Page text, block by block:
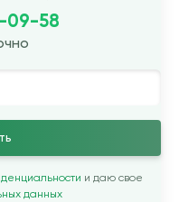
09-58
и даю свое
данных